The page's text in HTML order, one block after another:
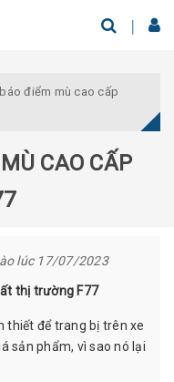
điểm mù cao cấp
CAO CẤP
lúc 17/07/2023
thị trường F77
thiết để trang bị trên xe
sản phẩm, vì sao nó lại